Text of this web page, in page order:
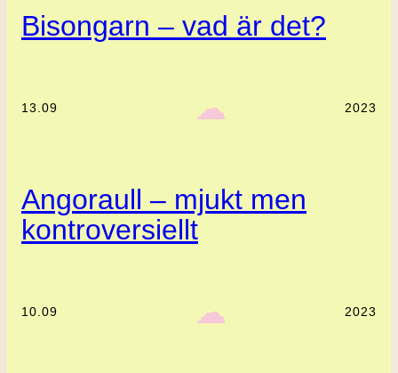
Bisongarn – vad är det?
13.09 ‎ ‎‎ ☁︎‎‎ 2023
Angoraull – mjukt men
kontroversiellt
10.09 ‎ ‎‎ ☁︎‎‎ 2023